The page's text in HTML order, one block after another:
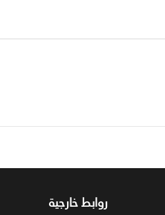
روابط خارجية